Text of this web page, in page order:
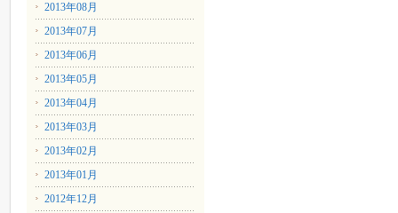
2013年08月
2013年07月
2013年06月
2013年05月
2013年04月
2013年03月
2013年02月
2013年01月
2012年12月